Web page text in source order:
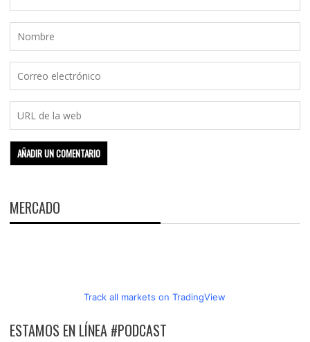
MERCADO
Track all markets on TradingView
ESTAMOS EN LÍNEA #PODCAST